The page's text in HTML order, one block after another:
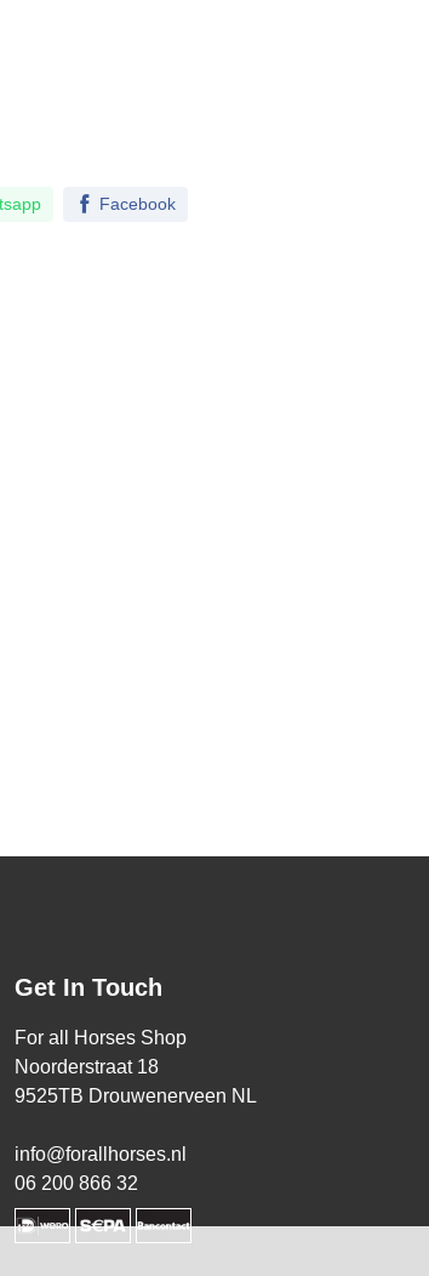
Facebook
Get In Touch
For all Horses Shop
Noorderstraat 18
9525TB Drouwenerveen NL
info@forallhorses.nl
06 200 866 32